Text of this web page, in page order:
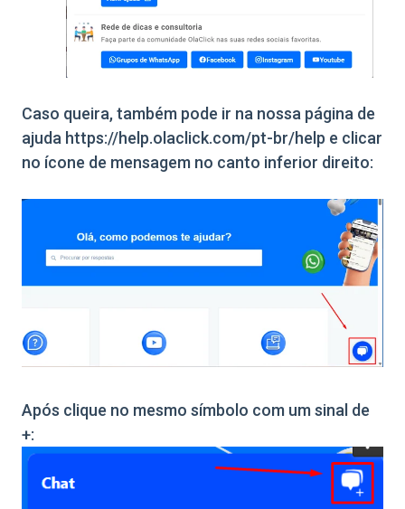
Caso queira, também pode ir na nossa página de
ajuda https://help.olaclick.com/pt-br/help e clicar
no ícone de mensagem no canto inferior direito:
Após clique no mesmo símbolo com um sinal de
+: